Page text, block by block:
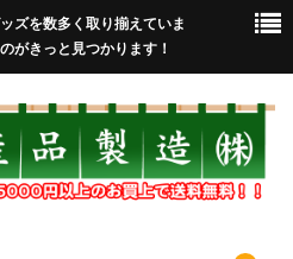
ズを数多く取り揃えていま
がきっと見つかります！